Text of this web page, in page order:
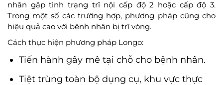
nhân gặp tình trạng trĩ nội cấp độ 2 hoặc cấp độ 3.
Trong một số các trường hợp, phương pháp cũng cho
hiệu quả cao với bệnh nhân bị trĩ vòng.
Cách thực hiện phương pháp Longo:
Tiến hành gây mê tại chỗ cho bệnh nhân.
Tiệt trùng toàn bộ dụng cụ, khu vực thực